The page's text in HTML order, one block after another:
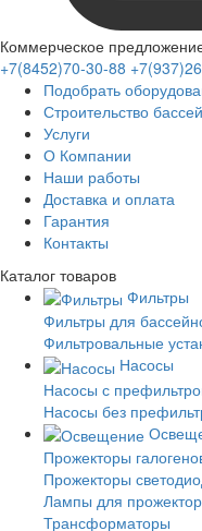
Коммерческое
+7(8452)70-30-88
Подобрать
Строительство
Услуги
О Компании
Наши работы
Доставка и оплата
Гарантия
Контакты
Каталог товаров
Фильтры
Фильтры для
Фильтровальные
Насосы
Насосы с
Насосы без
Прожекторы
Прожекторы
Лампы для
Трансформаторы